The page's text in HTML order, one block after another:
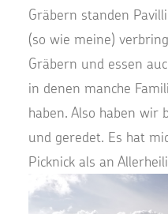
Gräbern standen
(so wie meine)
Gräbern und essen
in denen manche
haben. Also haben wir
und geredet. Es hat
Picknick als an